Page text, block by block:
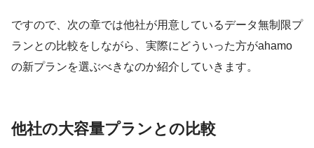
ですので、次の章では他社が用意しているデータ無制限プ
ランとの比較をしながら、実際にどういった方がahamo
の新プランを選ぶべきなのか紹介していきます。
他社の大容量プランとの比較